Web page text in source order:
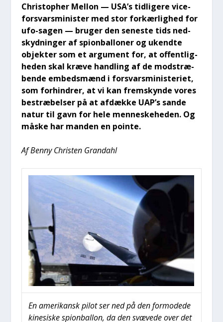
Chri­stop­her Mel­lon — USA’s tid­li­ge­re vice­
for­svars­mi­ni­ster med stor for­kær­lig­hed for
ufo-sagen — bru­ger den sene­ste tids ned­
skyd­nin­ger af spionbal­lo­ner og ukend­te
objek­ter som et argu­ment for, at offent­lig­
he­den skal kræ­ve hand­ling af de mod­stræ­
ben­de embeds­mænd i for­svars­mi­ni­ste­ri­et,
som for­hin­drer, at vi kan frem­skyn­de vores
bestræ­bel­ser på at afdæk­ke UAP’s san­de
natur til gavn for hele men­ne­ske­he­den. Og
måske har man­den en poin­te.
Af Ben­ny Chri­sten Gran­da­hl
En ame­ri­kansk pilot ser ned på den for­mode­de
kine­si­ske spionbal­lon, da den svæ­ve­de over det